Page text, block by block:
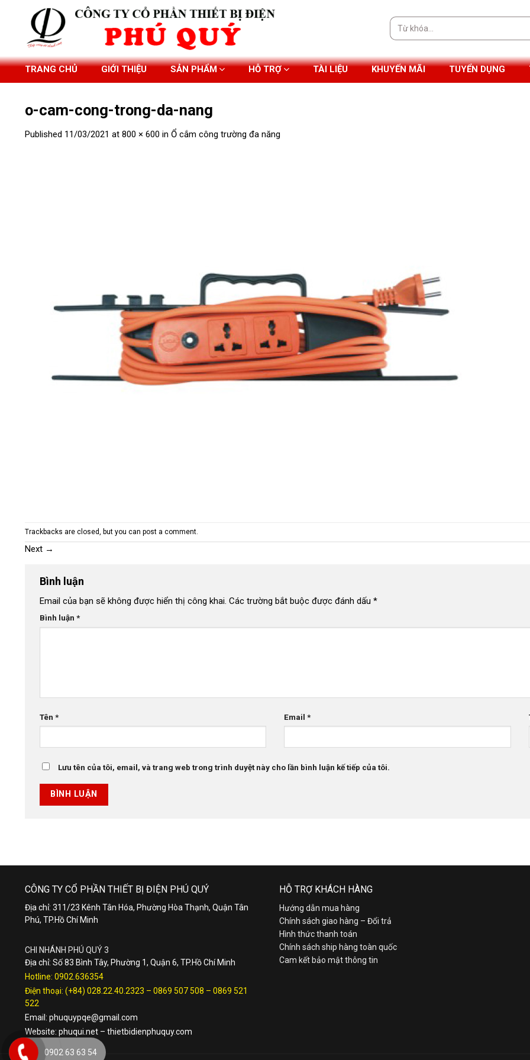
Tìm
kiếm:
TRANG CHỦ GIỚI THIỆU SẢN PHẨM HỖ TRỢ TÀI LIỆU KHUYẾN MÃI TUYỂN DỤNG
o-cam-cong-trong-da-nang
Published 11/03/2021 at 800 × 600 in Ổ cắm công trường đa năng
Trackbacks are closed, but you can post a comment
Next →
Bình luận
Email của bạn sẽ không được hiển thị công khai. Các trường bắt buộc được đánh dấu *
Bình luận *
Tên * Email*
Lưu tên của tôi, email, và trang web trong trình duyệt này cho lần bình luận kế tiếp của tôi.
CÔNG TY CỔ PHẦN THIẾT BỊ ĐIỆN PHÚ QUÝ
Địa chỉ: 311/23 Kênh Tân Hóa, Phường Hòa Thạnh, Quận Tân
Phú, TP.Hồ Chí Minh
CHI NHÁNH PHÚ QUÝ 3
Địa chỉ: Số 83 Bình Tây, Phường 1, Quận 6, TP.Hồ Chí Minh
Hotline: 0902.636354
Điện thoại: (+84) 028.22.40.2323 – 0869 507 508 – 0869 521
522
Email: phuquypqe@gmail.com
Website: phuqui.net – thietbidienphuquy.com
HỖ TRỢ KHÁCH HÀNG
Hướng dẫn mua hàng
Chính sách giao hàng – Đổi trả
Hình thức thanh toán
Chính sách ship hàng toàn quốc
Cam kết bảo mật thông tin
0902 63 63 54